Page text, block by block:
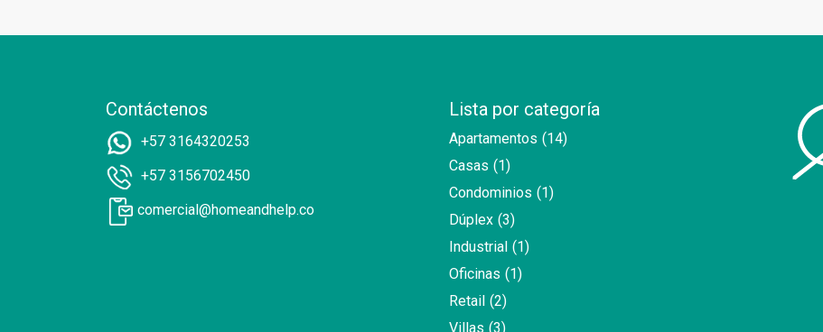
Contáctenos
+57 3164320253
+57 3156702450
comercial@homeandhelp.co
Lista por categoría
Apartamentos (14)
Casas (1)
Condominios (1)
Dúplex (3)
Industrial (1)
Oficinas (1)
Retail (2)
Villas (3)